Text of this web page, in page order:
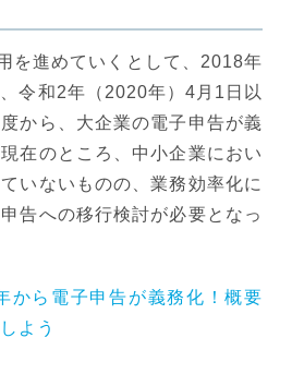
を進めていくとして、2018年
令和2年（2020年）4月1日以
から、大企業の電子申告が義
在のところ、中小企業におい
いないものの、業務効率化に
告への移行検討が必要となっ
から電子申告が義務化！概要
よう